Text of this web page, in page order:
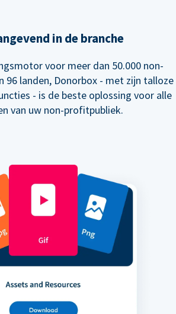
in de branche
voor meer dan 50.000 non-
landen, Donorbox - met zijn talloze
- is de beste oplossing voor alle
van uw non-profitpubliek.